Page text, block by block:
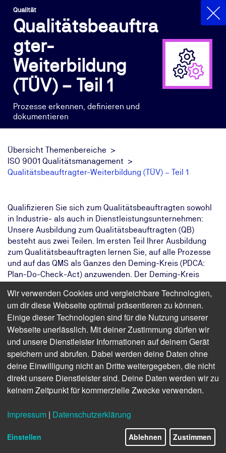
Qualität
Qualitätsbeauftra
gter-
Weiterbildung
(TÜV) – Teil 1
Prozesse erkennen, definieren und
dokumentieren
Übersicht Themenbereiche
ISO 9001 Qualitätsmanagement
Qualitätsbeauftragter-Weiterbildung (TÜV) – Teil 1
Qualifizieren Sie sich zum Qualitätsbeauftragten sowohl
in Industrie- als auch in Dienstleistungsunternehmen:
Unsere Ausbildung zum Qualitätsbeauftragten (QB)
besteht aus zwei Teilen. Im ersten Teil Ihrer Ausbildung
zum Qualitätsbeauftragten lernen Sie, auf alle Prozesse
und auf das QMS als Ganzes den Deming-Kreis (PDCA:
Plan-Do-Check-Act) anzuwenden. Der Deming-Kreis
Verbesserungen ausgerichtet zu bleiben. Lernen Sie
außerdem, Prozesse zu erkennen und nach Vorschrift zu
dokumentieren.
Das Ziel:
Ihr Unternehmen erfüllt
Kundenanforderungen und verbessert
Das Ergebnis:
Sie können Ihr
Qualitätsmanagementsystem aufbauen,
erhalten und optimieren
qualifiziert für die Abschlussprüfung mit
Wir verwenden Cookies und vergleichbare Technologien,
um dir diese Webseite optimal präsentieren zu können.
Einige dieser Technologien sind für die Nutzung unserer
Webseite unerlässlich. Mit deiner Zustimmung dürfen wir
und unsere Dienstleister Informationen auf deinem Gerät
speichern und abrufen. Dabei werden deine Daten ohne
deine Einwilligung nicht an Dritte weitergegeben, die nicht
direkt unsere Dienstleister sind. Deine Daten werden wir zu
keinem Zeitpunkt für kommerzielle Zwecke verwenden.
Impressum | Datenschutzerklärung
Einstellen Ablehnen Zustimmen